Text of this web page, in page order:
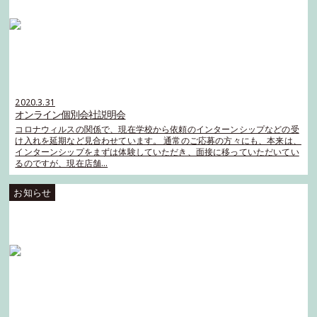
2020.3.31
オンライン個別会社説明会
コロナウィルスの関係で、現在学校から依頼のインターンシップなどの受
け入れを延期など見合わせています。 通常のご応募の方々にも、本来は、
インターンシップをまずは体験していただき、面接に移っていただいてい
るのですが、現在店舗…